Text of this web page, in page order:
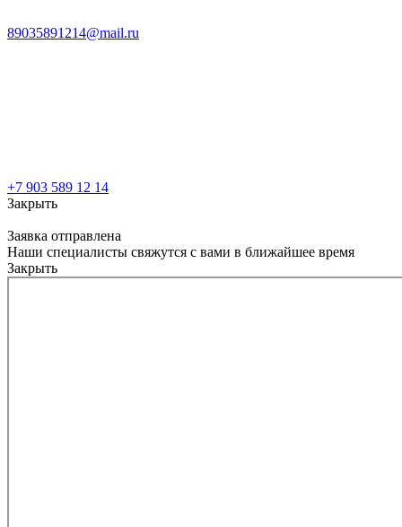
89035891214@mail.ru
+7 903 589 12 14
Закрыть
Заявка отправлена
Наши специалисты свяжутся с вами в ближайшее время
Закрыть